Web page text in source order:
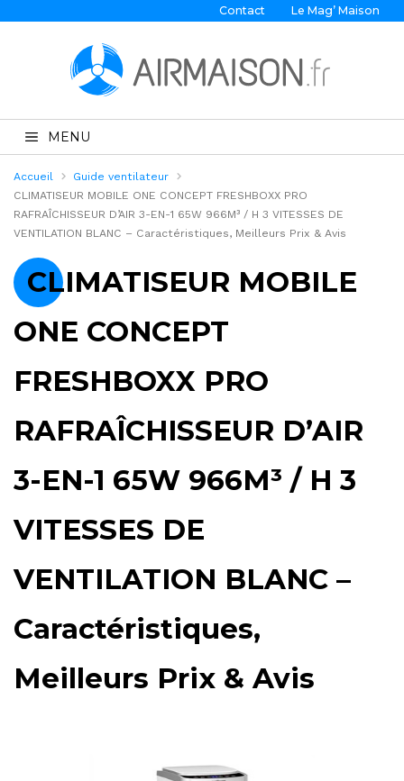
Contact Le Mag’ Maison
MENU
Accueil
Guide ventilateur
CLIMATISEUR MOBILE ONE CONCEPT FRESHBOXX PRO
RAFRAÎCHISSEUR D’AIR 3-EN-1 65W 966M³ / H 3 VITESSES DE
VENTILATION BLANC – Caractéristiques, Meilleurs Prix & Avis
CLIMATISEUR MOBILE
ONE CONCEPT
FRESHBOXX PRO
RAFRAÎCHISSEUR D’AIR
3-EN-1 65W 966M³ / H 3
VITESSES DE
VENTILATION BLANC –
Caractéristiques,
Meilleurs Prix & Avis